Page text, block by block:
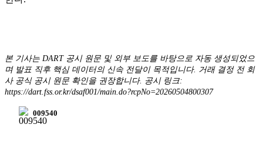
본 기사는 DART 공시 원문 및 외부 보도를 바탕으로 자동 생성되었으
며 발표 직후 핵심 데이터의 신속 전달이 목적입니다. 거래 결정 전 회
사 공식 공시 원문 확인을 권장합니다. 공시 링크:
https://dart.fss.or.kr/dsaf001/main.do?rcpNo=20260504800307
009540